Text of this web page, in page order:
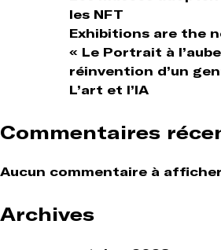
les NFT
Exhibitions are the
« Le Portrait à
réinvention d’un
L’art et l’IA
Commentaires
Aucun commentaire à
Archives